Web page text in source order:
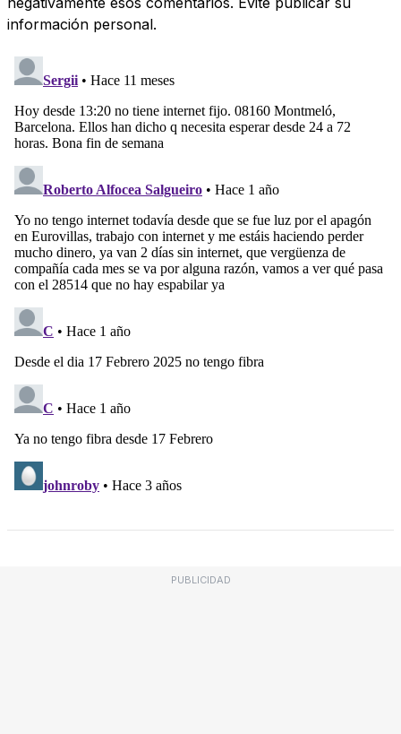
información personal.
PUBLICIDAD